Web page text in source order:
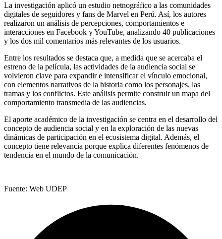
La investigación aplicó un estudio netnográfico a las comunidades
digitales de seguidores y fans de Marvel en Perú. Así, los autores
realizaron un análisis de percepciones, comportamientos e
interacciones en Facebook y YouTube, analizando 40 publicaciones
y los dos mil comentarios más relevantes de los usuarios.
Entre los resultados se destaca que, a medida que se acercaba el
estreno de la película, las actividades de la audiencia social se
volvieron clave para expandir e intensificar el vínculo emocional,
con elementos narrativos de la historia como los personajes, las
tramas y los conflictos. Este análisis permite construir un mapa del
comportamiento transmedia de las audiencias.
El aporte académico de la investigación se centra en el desarrollo del
concepto de audiencia social y en la exploración de las nuevas
dinámicas de participación en el ecosistema digital. Además, el
concepto tiene relevancia porque explica diferentes fenómenos de
tendencia en el mundo de la comunicación.
Fuente: Web UDEP